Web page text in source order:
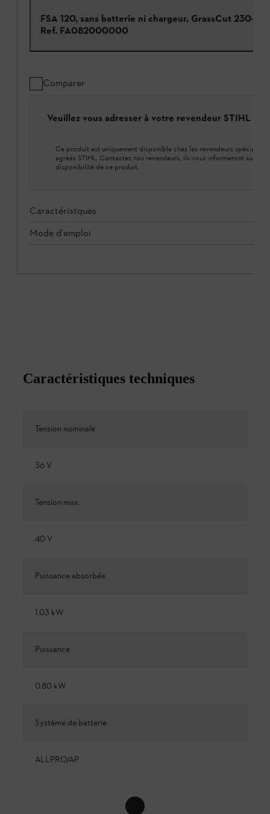
FSA 120, sans batterie ni chargeur, GrassCut 230-2
Ref. FA082000000
Comparer
Veuillez vous adresser à votre revendeur STIHL
Ce produit est uniquement disponible chez les revendeurs spécialisés
agréés STIHL. Contactez nos revendeurs, ils vous informeront sur la
disponibilité de ce produit.
Caractéristques
Mode d'emploi
Caractéristiques techniques
Tension nominale
36 V
Tension max.
40 V
Puissance absorbée
1.03 kW
Puissance
0.80 kW
Système de batterie
ALLPRO/AP